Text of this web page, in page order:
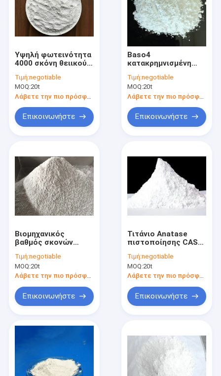
Περίπου εμείς
Υψηλή φωτεινότητα
4000 σκόνη θειικού
πλέγματος,
ασβεστοποιημένη
σκόνη καολίνη
Τιμή:negotiable
MOQ:20t
Λάβετε την πιο πρόσφατη τιμή
Επικοινωνήστε
Baso4
κατακρημνισμένη
άλατος βάριου του
2000 πλέγμα, χρώμα
θειικού άλατος
βάριου
Τιμή:negotiable
MOQ:20t
Επικοινωνήστε
Βιομηχανικός
βαθμός σκονών
βάριου 1250
πλέγματος νανο
τροποποιημένος
Τιμή:negotiable
MOQ:20t
Λάβετε την πιο πρόσφατη τιμή
Επικοινωνήστε
Τιτάνιο Anatase
πιστοποίησης CAS
για τη ζωγραφική
Τιμή:negotiable
MOQ:20t
Λάβετε την πιο πρόσφατη τιμή
Επικοινωνήστε